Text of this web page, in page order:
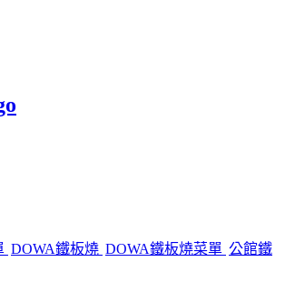
DOWA鐵板燒 DOWA鐵板燒菜單 公館鐵